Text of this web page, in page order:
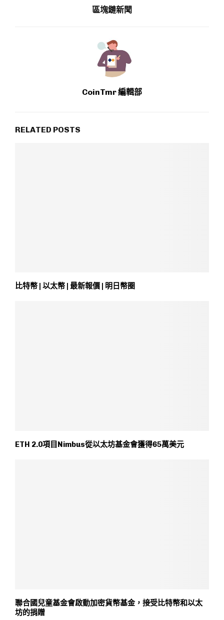
區塊鏈新聞
CoinTmr 編輯部
RELATED POSTS
比特幣 | 以太幣 | 最新報價 | 明日幣圈
ETH 2.0項目Nimbus從以太坊基金會獲得65萬美元
聯合國兒童基金會啟動加密貨幣基金，接受比特幣和以太
坊的捐贈